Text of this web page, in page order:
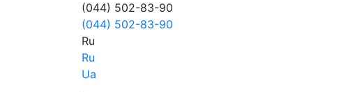
(044) 502-83-90
(044) 502-83-90
Ru
Ru
Ua